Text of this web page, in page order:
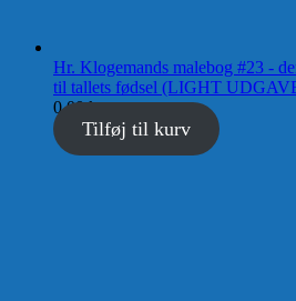
Hr. Klogemands malebog #23 -
til tallets fødsel (LIGHT
0,00kr.
Tilføj til kurv